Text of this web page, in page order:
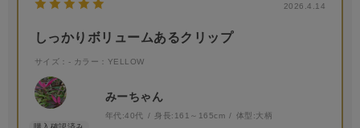
2026.4.14
しっかりボリュームあるクリップ
サイズ：- カラー：YELLOW
みーちゃん
年代:40代 身長: 161～165cm 体型:大柄